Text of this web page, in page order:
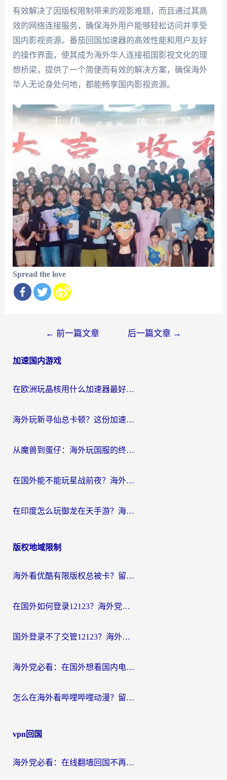
有效解决了因版权限制带来的观影难题，而且通过其高
效的网络连接服务，确保海外用户能够轻松访问并享受
国内影视资源。番茄回国加速器的高效性能和用户友好
的操作界面，使其成为海外华人连接祖国影视文化的理
想桥梁，提供了一个简便而有效的解决方案，确保海外
华人无论身处何地，都能畅享国内影视资源。
Spread the love
导
← 前一篇文章 后一篇文章 →
加速国内游戏
在欧洲玩晶核用什么加速器最好呢？一个老玩家的真心话
海外玩新寻仙总卡顿？这份加速器选择指南让你秒回国服流畅体验
从魔兽到蛋仔：海外玩国服的终极加速指南，找到你的专属高速通道
在国外能不能玩星战前夜？海外党国服游戏不卡顿的秘密武器在这里
在印度怎么玩御龙在天手游？海外党畅玩国服的终极生存指南
版权地域限制
海外看优酷有限版权总被卡？留学生亲测有效的回国加速器选择指南
在国外如何登录12123？海外党必备的回国加速实用指南
国外登录不了交管12123？海外华人亲测有效的回国加速器选择指南
海外党必看：在国外想看国内电视剧用什么软件？3步解决地域限制
怎么在海外看哔哩哔哩动漫？留学生亲测有效的回国加速方案
vpn回国
海外党必看：在线翻墙回国不再难！教你选对加速器无缝刷国内资源